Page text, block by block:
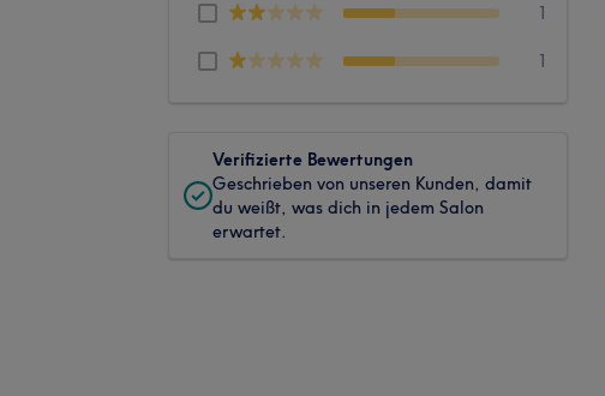
1
1
Verifizierte Bewertungen
Geschrieben von unseren Kunden, damit
du weißt, was dich in jedem Salon
erwartet.